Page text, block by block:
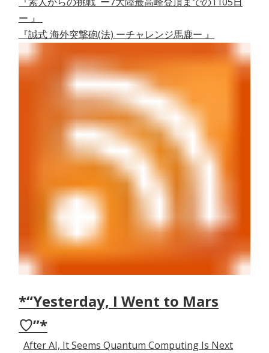
ー 』
『誠式 海外突撃砲(法) ーチャレンジ馬鹿ー 』
*“Yesterday, I Went to Mars
♡”*
After AI, It Seems Quantum Computing Is Next